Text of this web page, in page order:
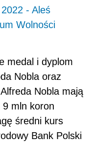
- Aleś
Wolności
medal i dyplom
Nobla oraz
Nobla mają
mln koron
średni kurs
Bank Polski